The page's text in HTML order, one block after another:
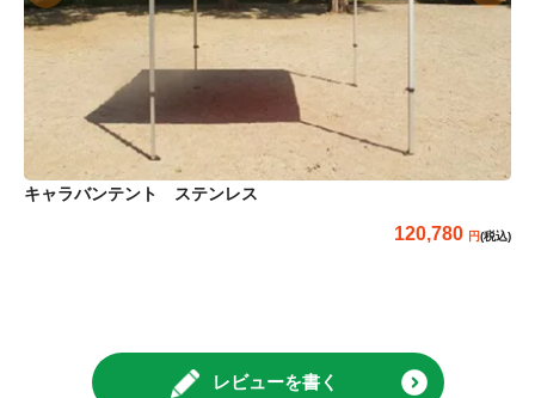
キャラバンテント ステンレス
120,780 (税込)
レビューを書く